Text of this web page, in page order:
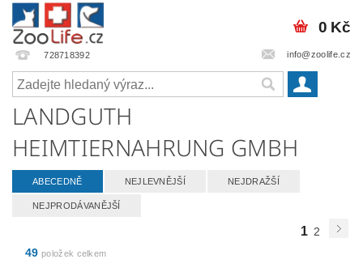
728718392 info@zoolife.cz
0 Kč
LANDGUTH
HEIMTIERNAHRUNG GMBH
ABECEDNĚ NEJLEVNĚJŠÍ NEJDRAŽŠÍ
NEJPRODÁVANĚJŠÍ
1 2
49 položek celkem